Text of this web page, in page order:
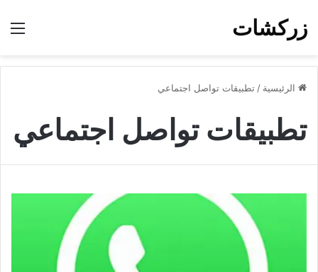
زركشات
الرئيسية / تطبيقات تواصل اجتماعي
تطبيقات تواصل اجتماعي